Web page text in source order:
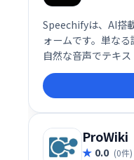
Speechifyは、AI搭
ォームです。単な
自然な音声でテキ
クセント、話し方
可能です。読書や学
して快適にします。
ProWiki
0.0 (0件)